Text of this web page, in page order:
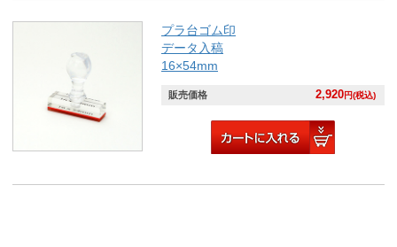
プラ台ゴム印
データ入稿
16×54mm
販売価格 2,920円(税込)